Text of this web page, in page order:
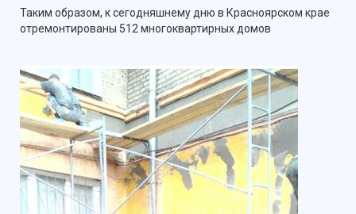
Таким образом, к сегодняшнему дню в Красноярском крае
отремонтированы 512 многоквартирных домов